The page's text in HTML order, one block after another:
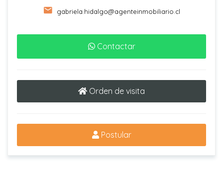
gabriela.hidalgo@agenteinmobiliario.cl
Contactar
Orden de visita
Postular